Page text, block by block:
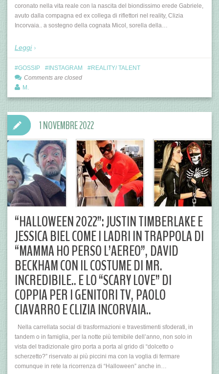
coronato nella vita reale con la nascita del biondissimo erede Gabriele,
avuto dalla compagna ed ex collega di riflettori nel reality, Clizia
Incorvaia.. a sostegno della cognata Micol, sorella della…
Leggi
GOSSIP INSTAGRAM
REALITY/ TALENT
Comments are closed
M.
“HALLOWEEN 2022”: JUSTIN TIMBERLAKE E
JESSICA BIEL COME I LADRI IN TRAPPOLA DI
“MAMMA HO PERSO L’AEREO”, DAVID
BECKHAM CON IL COSTUME DI MR.
INCREDIBILE.. E LO “SCARY LOVE” DI
COPPIA PER I GENITORI TV, PAOLO
CIAVARRO E CLIZIA INCORVAIA..
Nella carrellata social di trasformazioni e travestimenti sfoderati, in
tandem o in famiglia, per la notte più temibile dell’anno, non solo in
vista del tradizionale giro porta a porta al grido di “dolcetto o
scherzetto?” riservato ai più piccini ma con la voglia di fermare
comunque in rete la ricorrenza di “Halloween” anche in…
1 NOVEMBRE 2022